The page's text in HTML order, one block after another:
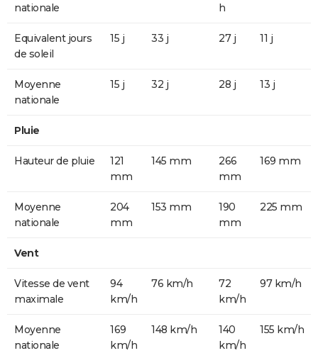
nationale
h
Equivalent jours
de soleil
15 j 33 j 27 j 11 j
Moyenne
nationale
15 j 32 j 28 j 13 j
Pluie
Hauteur de pluie
121
mm
145 mm
266
mm
169 mm
Moyenne
nationale
204
mm
153 mm
190
mm
225 mm
Vent
Vitesse de vent
maximale
94
km/h
76 km/h
72
km/h
97 km/h
Moyenne
nationale
169
km/h
148 km/h
140
km/h
155 km/h